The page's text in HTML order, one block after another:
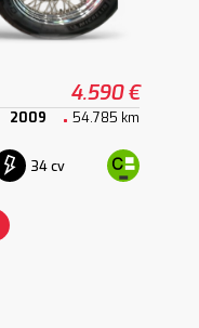
4.590 €
2009 54.785 km
34 cv